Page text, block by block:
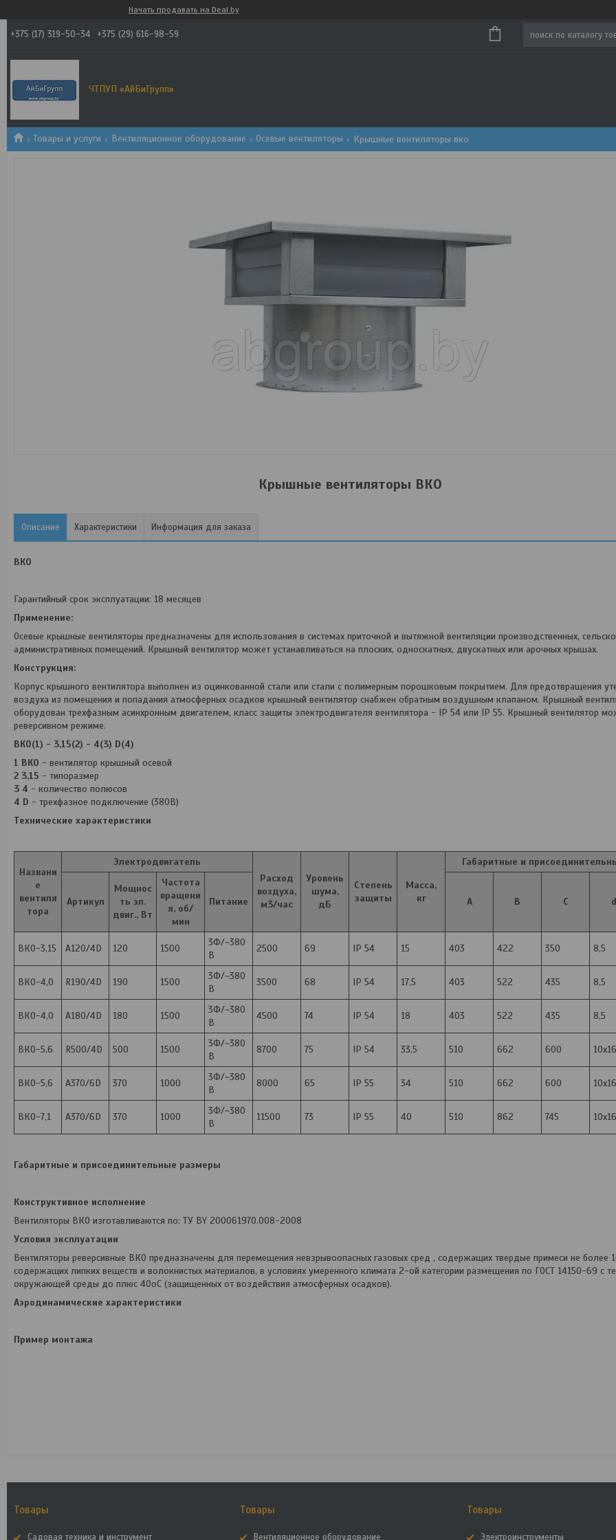
Начать продавать на Deal.by
+375 (17) 319-50-34 +375 (29) 616-98-59
ЧТПУП «АйБиГрупп»
Товары и услуги Вентиляционное оборудование Осевые вентиляторы Крышные вентиляторы вко
Крышные вентиляторы ВКО
Описание Характеристики Информация для заказа
ВКО
Гарантийный срок эксплуатации: 18 месяцев
Применение:
Осевые крышные вентиляторы предназначены для использования в системах приточной и вытяжной вентиляции производственных,
административных помещений. Крышный вентилятор может устанавливаться на плоских, односкатных, двускатных или арочных крышах.
Конструкция:
Корпус крышного вентилятора выполнен из оцинкованной стали или стали с полимерным порошковым покрытием. Для предотвращения
воздуха из помещения и попадания атмосферных осадков крышный вентилятор снабжен обратным воздушным клапаном. Крышный
оборудован трехфазным асинхронным двигателем, класс защиты электродвигателя вентилятора - IP 54 или IP 55. Крышный вентилятор
реверсивном режиме.
ВКО(1) - 3,15(2) - 4(3) D(4)
1 ВКО - вентилятор крышный осевой
2 3,15 - типоразмер
3 4 - количество полюсов
4 D - трехфазное подключение (380В)
Технические характеристики
Названи
е
вентиля
тора
Электродвигатель
Расход
воздуха,
м3/час
Уровень
шума,
дБ
Степень
защиты
Масса,
кг
Габаритные и
Артикул
Мощнос
ть эл.
двиг., Вт
Частота
вращени
я, об/
мин
Питание А В C d
ВКО-3,15 А120/4D 120 1500
3Ф/~380
В
2500 69 IP 54 15 403 422 350 8,5
ВКО-4,0 R190/4D 190 1500
3Ф/~380
В
3500 68 IP 54 17,5 403 522 435 8,5
ВКО-4,0 A180/4D 180 1500
3Ф/~380
В
4500 74 IP 54 18 403 522 435 8,5
ВКО-5,6 R500/4D 500 1500
3Ф/~380
В
8700 75 IP 54 33,5 510 662 600 10х16
ВКО-5,6 A370/6D 370 1000
3Ф/~380
В
8000 65 IP 55 34 510 662 600 10х16
ВКО-7,1 A370/6D 370 1000
3Ф/~380
В
11500 73 IP 55 40 510 862 745 10х16
Габаритные и присоединительные размеры
Конструктивное исполнение
Вентиляторы ВКО изготавливаются по: ТУ BY 200061970.008-2008
Условия эксплуатации
Вентиляторы реверсивные ВКО предназначены для перемещения невзрывоопасных газовых сред , содержащих твердые примеси не более
содержащих липких веществ и волокнистых материалов, в условиях умеренного климата 2-ой категории размещения по ГОСТ 14150-69 с
окружающей среды до плюс 40оС (защищенных от воздействия атмосферных осадков).
Аэродинамические характеристики
Пример монтажа
Товары
Садовая техника и инструмент
Товары
Вентиляционное оборудование
Товары
Электроинструменты